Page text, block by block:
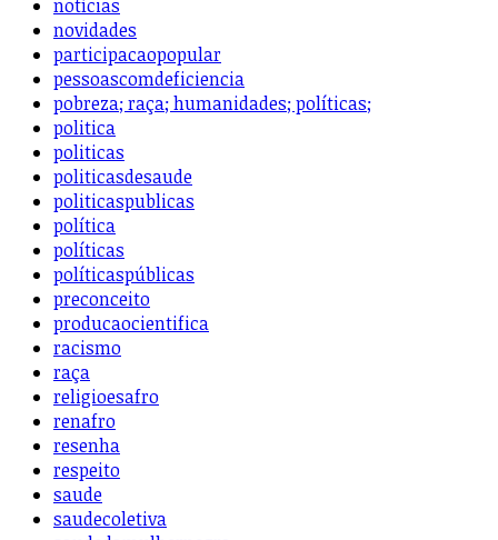
notícias
novidades
participacaopopular
pessoascomdeficiencia
pobreza; raça; humanidades; políticas;
politica
politicas
politicasdesaude
politicaspublicas
política
políticas
políticaspúblicas
preconceito
producaocientifica
racismo
raça
religioesafro
renafro
resenha
respeito
saude
saudecoletiva